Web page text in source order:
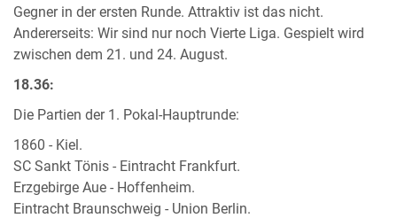
Gegner in der ersten Runde. Attraktiv ist das nicht.
Andererseits: Wir sind nur noch Vierte Liga. Gespielt wird
zwischen dem 21. und 24. August.
18.36:
Die Partien der 1. Pokal-Hauptrunde:
1860 - Kiel.
SC Sankt Tönis - Eintracht Frankfurt.
Erzgebirge Aue - Hoffenheim.
Eintracht Braunschweig - Union Berlin.